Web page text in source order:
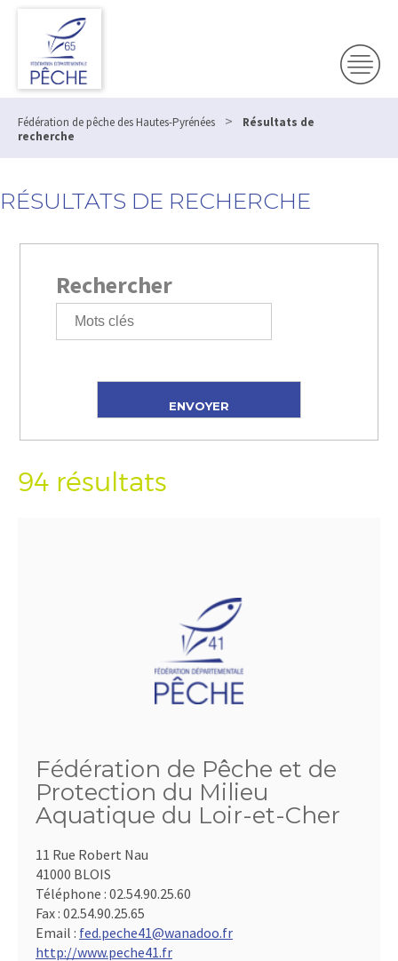
Fédération de pêche des Hautes-Pyrénées >
Résultats de
recherche
RÉSULTATS DE RECHERCHE
Rechercher
94 résultats
Fédération de Pêche et de
Protection du Milieu
Aquatique du Loir-et-Cher
11 Rue Robert Nau
41000 BLOIS
Téléphone : 02.54.90.25.60
Fax : 02.54.90.25.65
Email : fed.peche41@wanadoo.fr
http://www.peche41.fr